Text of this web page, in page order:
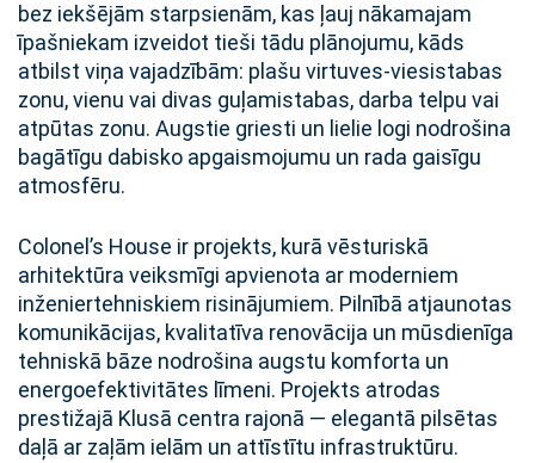
bez iekšējām starpsienām, kas ļauj nākamajam
īpašniekam izveidot tieši tādu plānojumu, kāds
atbilst viņa vajadzībām: plašu virtuves-viesistabas
zonu, vienu vai divas guļamistabas, darba telpu vai
atpūtas zonu. Augstie griesti un lielie logi nodrošina
bagātīgu dabisko apgaismojumu un rada gaisīgu
atmosfēru.
Colonel’s House ir projekts, kurā vēsturiskā
arhitektūra veiksmīgi apvienota ar moderniem
inženiertehniskiem risinājumiem. Pilnībā atjaunotas
komunikācijas, kvalitatīva renovācija un mūsdienīga
tehniskā bāze nodrošina augstu komforta un
energoefektivitātes līmeni. Projekts atrodas
prestižajā Klusā centra rajonā — elegantā pilsētas
daļā ar zaļām ielām un attīstītu infrastruktūru.